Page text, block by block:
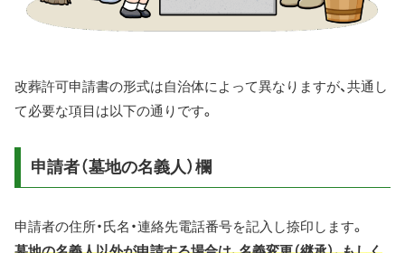
改葬許可申請書の形式は自治体によって異なりますが、共通し
て必要な項目は以下の通りです。
申請者（墓地の名義人）欄
申請者の住所・氏名・連絡先電話番号を記入し捺印します。